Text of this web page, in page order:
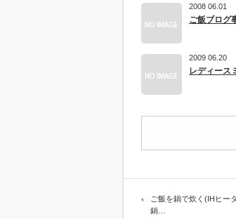
ロ
2008 06.01
ご飯ブログ
2009 06.20
レディース
ご飯を鍋で炊く(IHヒー
鍋…